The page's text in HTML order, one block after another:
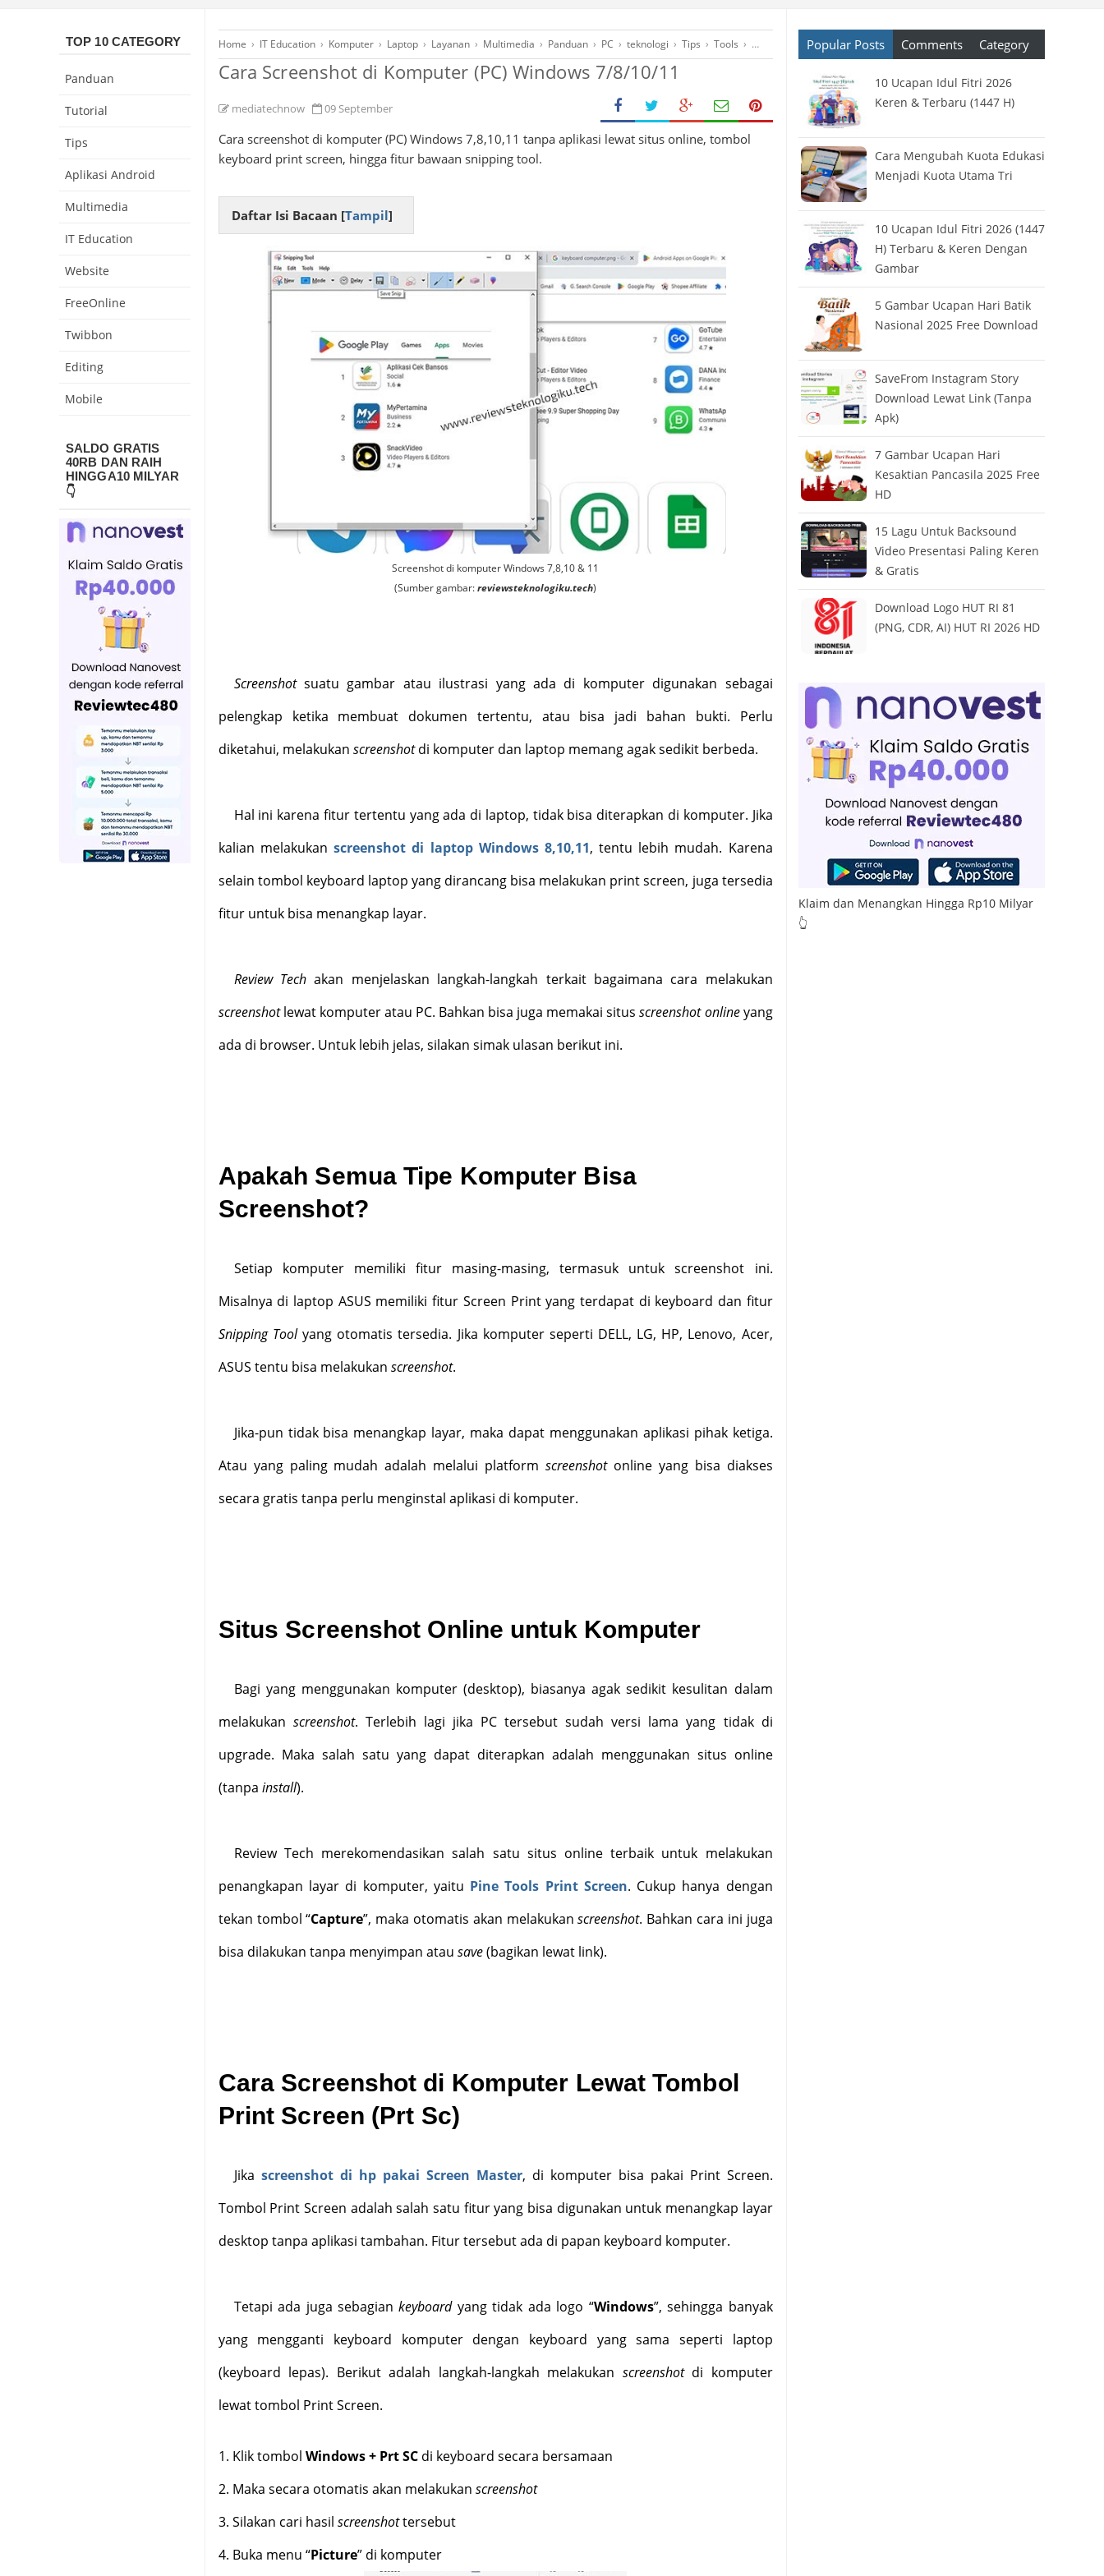
Home › IT Education › Komputer › Laptop › Layanan › Multimedia › Panduan › PC › teknologi › Tips › Tools › Tools Gratis ›Tools Terbaik› Tutorial›Windows
Cara Screenshot di Komputer (PC) Windows 7/8/10/11
mediatechnow 09 September
Cara screenshot di komputer (PC) Windows 7,8,10,11 tanpa aplikasi lewat situs online, tombol
keyboard print screen, hingga fitur bawaan snipping tool.
Daftar Isi Bacaan [Tampil]
Screenshot di komputer Windows 7,8,10 & 11
(Sumber gambar:reviewsteknologiku.tech)
Screenshotsuatu gambar atau ilustrasi yang ada di komputer digunakan sebagai
pelengkap ketika membuat dokumen tertentu, atau bisa jadi bahan bukti. Perlu
diketahui, melakukan screenshotdi komputer dan laptop memang agak sedikit berbeda.
Hal ini karena fitur tertentu yang ada di laptop, tidak bisa diterapkan di komputer. Jika
kalian melakukanscreenshot di laptop Windows 8,10,11, tentu lebih mudah. Karena
selain tombol keyboard laptop yang dirancang bisa melakukan print screen, juga tersedia
fitur untuk bisa menangkap layar.
Review Tech akan menjelaskan langkah-langkah terkait bagaimana cara melakukan
screenshotlewat komputer atau PC. Bahkan bisa juga memakai situsscreenshot onlineyang
ada di browser. Untuk lebih jelas, silakan simak ulasan berikut ini.
Apakah Semua Tipe Komputer Bisa
Screenshot?
Setiap komputer memiliki fitur masing-masing, termasuk untuk screenshot ini.
Misalnya di laptop ASUS memiliki fitur Screen Print yang terdapat di keyboard dan fitur
Snipping Toolyang otomatis tersedia. Jika komputer seperti DELL, LG, HP, Lenovo, Acer,
ASUS tentu bisa melakukan screenshot.
Jika-pun tidak bisa menangkap layar, maka dapat menggunakan aplikasi pihak ketiga.
Atau yang paling mudah adalah melalui platformscreenshot online yang bisa diakses
secara gratis tanpa perlu menginstal aplikasi di komputer.
Situs Screenshot Online untuk Komputer
Bagi yang menggunakan komputer (desktop), biasanya agak sedikit kesulitan dalam
melakukan screenshot. Terlebih lagi jika PC tersebut sudah versi lama yang tidak di
upgrade. Maka salah satu yang dapat diterapkan adalah menggunakan situs online
(tanpa install).
Review Tech merekomendasikan salah satu situs online terbaik untuk melakukan
penangkapan layar di komputer, yaitu Pine Tools Print Screen. Cukup hanya dengan
tekan tombol “Capture”, maka otomatis akan melakukanscreenshot. Bahkan cara ini juga
bisa dilakukan tanpa menyimpan atau save(bagikan lewat link).
Cara Screenshot di Komputer Lewat Tombol
Print Screen (Prt Sc)
Jika screenshot di hp pakai Screen Master, di komputer bisa pakai Print Screen.
Tombol Print Screen adalah salah satu fitur yang bisa digunakan untuk menangkap layar
desktop tanpa aplikasi tambahan. Fitur tersebut ada di papan keyboard komputer.
Tetapi ada juga sebagiankeyboardyang tidak ada logo “Windows”, sehingga banyak
yang mengganti keyboard komputer dengan keyboard yang sama seperti laptop
(keyboard lepas). Berikut adalah langkah-langkah melakukan screenshotdi komputer
lewat tombol Print Screen.
1. Klik tombol Windows + Prt SCdi keyboard secara bersamaan
2. Maka secara otomatis akan melakukan screenshot
3. Silakan cari hasil screenshottersebut
4. Buka menu “Picture” di komputer
TOP 10 CATEGORY
Panduan
Tutorial
Tips
Aplikasi Android
Multimedia
IT Education
Website
FreeOnline
Twibbon
Editing
Mobile
SALDO GRATIS
40RB DAN RAIH
HINGGA10 MILYAR
👇
Popular Posts Comments Category
10 Ucapan Idul Fitri 2026
Keren & Terbaru (1447 H)
Cara Mengubah Kuota Edukasi
Menjadi Kuota Utama Tri
10 Ucapan Idul Fitri 2026 (1447
H) Terbaru & Keren Dengan
Gambar
5 Gambar Ucapan Hari Batik
Nasional 2025 Free Download
SaveFrom Instagram Story
Download Lewat Link (Tanpa
Apk)
7 Gambar Ucapan Hari
Kesaktian Pancasila 2025 Free
HD
15 Lagu Untuk Backsound
Video Presentasi Paling Keren
& Gratis
Download Logo HUT RI 81
(PNG, CDR, AI) HUT RI 2026 HD
Klaim dan Menangkan Hingga Rp10 Milyar
👆